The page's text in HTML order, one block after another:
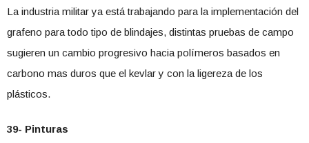
La industria militar ya está trabajando para la implementación del
grafeno para todo tipo de blindajes, distintas pruebas de campo
sugieren un cambio progresivo hacia polímeros basados en
carbono mas duros que el kevlar y con la ligereza de los
plásticos.
39- Pinturas